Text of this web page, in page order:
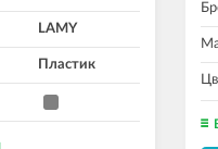
LAMY
Пластик